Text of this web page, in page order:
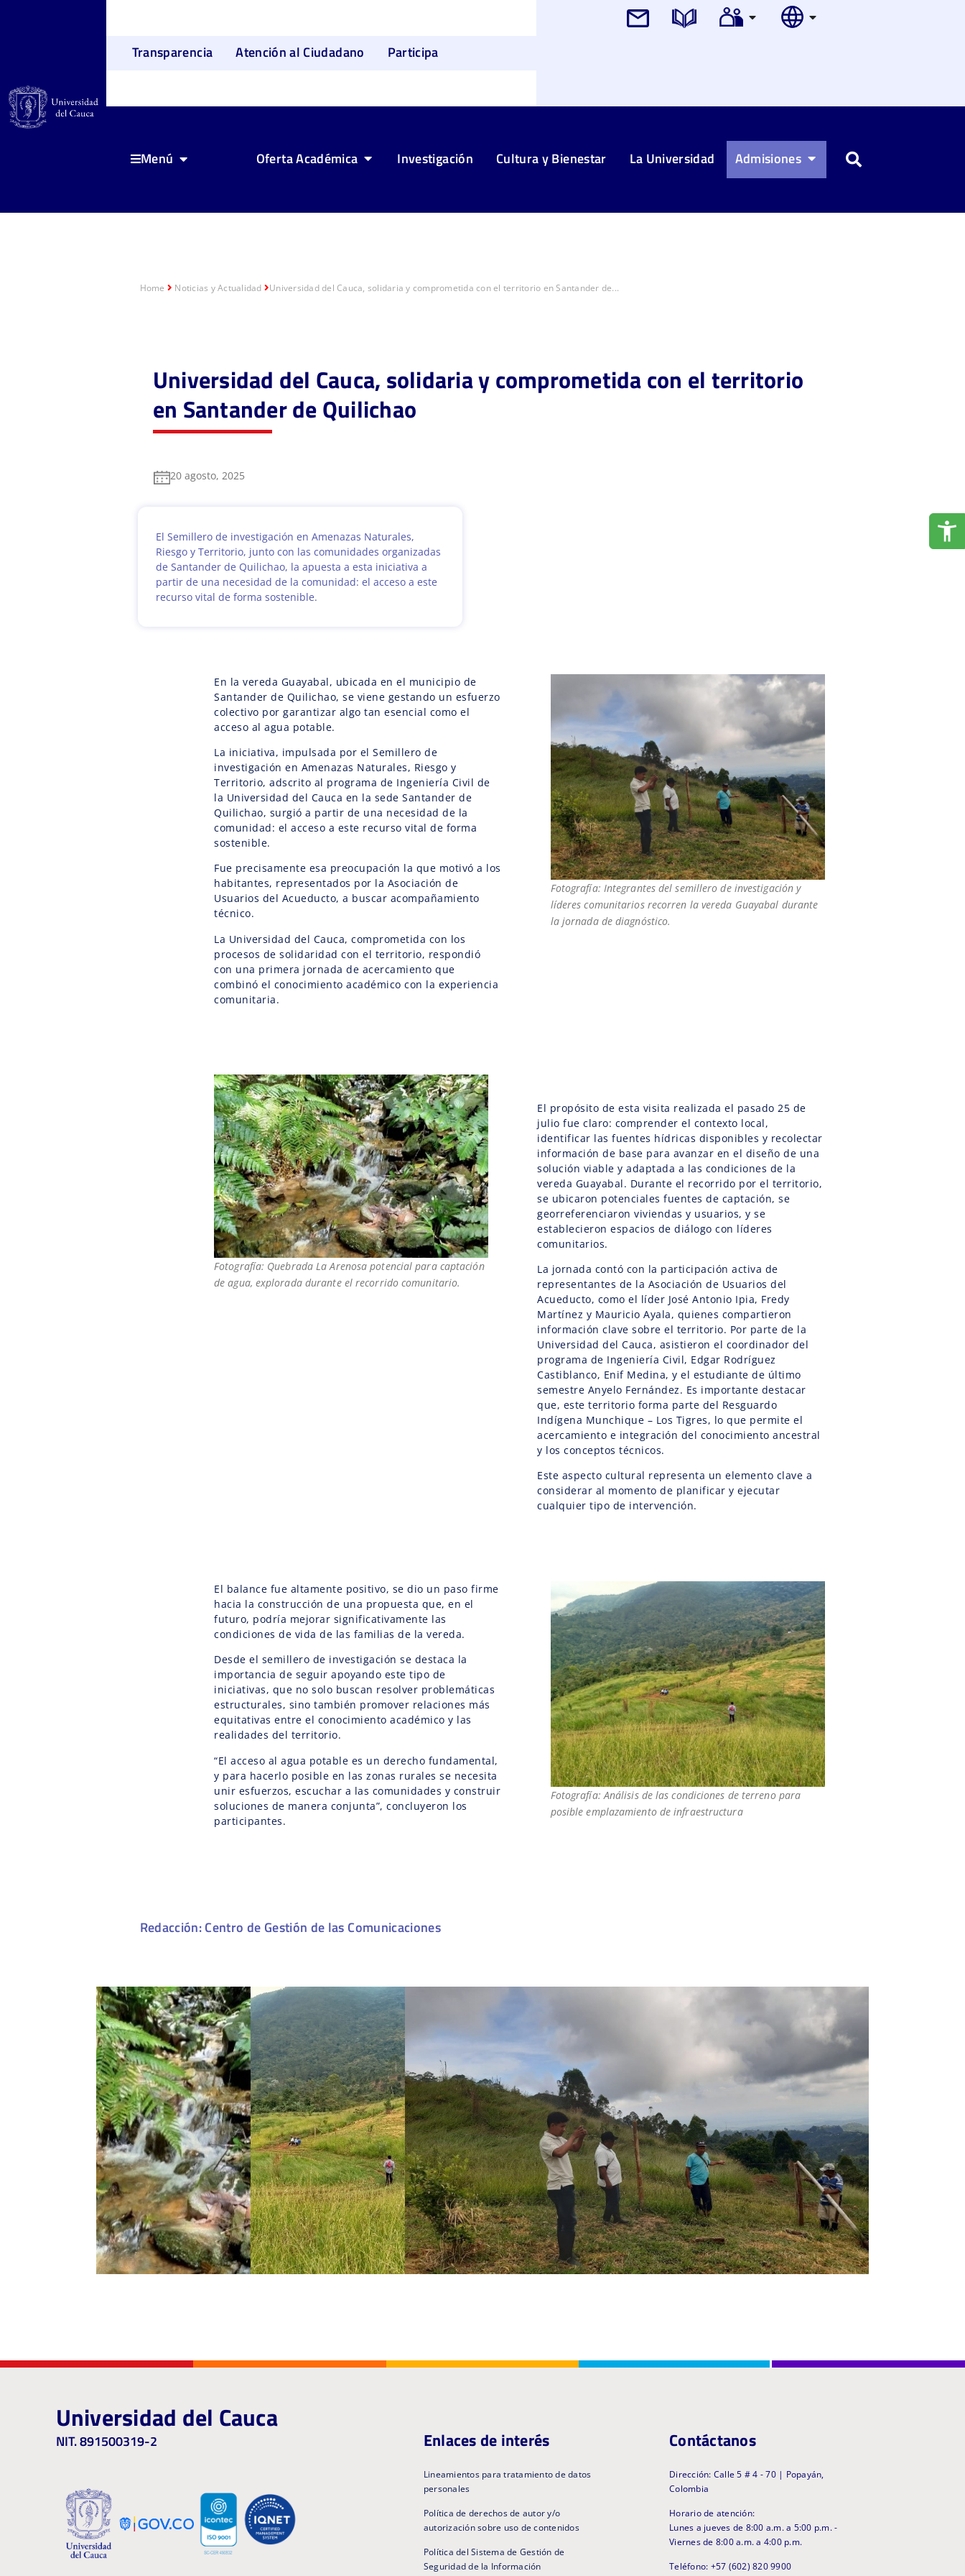
Transparencia Atención al Ciudadano Participa
Menú Oferta Académica Investigación Cultura y Bienestar La Universidad Admisiones Buscar
Home Noticias y Actualidad Universidad del Cauca, solidaria y comprometida con el territorio en Santander de...
Universidad del Cauca, solidaria y comprometida con el territorio
en Santander de Quilichao
20 agosto, 2025
El Semillero de investigación en Amenazas Naturales,
Riesgo y Territorio, junto con las comunidades organizadas
de Santander de Quilichao, la apuesta a esta iniciativa a
partir de una necesidad de la comunidad: el acceso a este
recurso vital de forma sostenible.
En la vereda Guayabal, ubicada en el municipio de
Santander de Quilichao, se viene gestando un esfuerzo
colectivo por garantizar algo tan esencial como el
acceso al agua potable.
La iniciativa, impulsada por el Semillero de
investigación en Amenazas Naturales, Riesgo y
Territorio, adscrito al programa de Ingeniería Civil de
la Universidad del Cauca en la sede Santander de
Quilichao, surgió a partir de una necesidad de la
comunidad: el acceso a este recurso vital de forma
sostenible.
Fue precisamente esa preocupación la que motivó a los
habitantes, representados por la Asociación de
Usuarios del Acueducto, a buscar acompañamiento
técnico.
La Universidad del Cauca, comprometida con los
procesos de solidaridad con el territorio, respondió
con una primera jornada de acercamiento que
combinó el conocimiento académico con la experiencia
comunitaria.
Fotografía: Integrantes del semillero de investigación y
líderes comunitarios recorren la vereda Guayabal durante
la jornada de diagnóstico.
Fotografía: Quebrada La Arenosa potencial para captación
de agua, explorada durante el recorrido comunitario.
El propósito de esta visita realizada el pasado 25 de
julio fue claro: comprender el contexto local,
identificar las fuentes hídricas disponibles y recolectar
información de base para avanzar en el diseño de una
solución viable y adaptada a las condiciones de la
vereda Guayabal. Durante el recorrido por el territorio,
se ubicaron potenciales fuentes de captación, se
georreferenciaron viviendas y usuarios, y se
establecieron espacios de diálogo con líderes
comunitarios.
La jornada contó con la participación activa de
representantes de la Asociación de Usuarios del
Acueducto, como el líder José Antonio Ipia, Fredy
Martínez y Mauricio Ayala, quienes compartieron
información clave sobre el territorio. Por parte de la
Universidad del Cauca, asistieron el coordinador del
programa de Ingeniería Civil, Edgar Rodríguez
Castiblanco, Enif Medina, y el estudiante de último
semestre Anyelo Fernández. Es importante destacar
que, este territorio forma parte del Resguardo
Indígena Munchique – Los Tigres, lo que permite el
acercamiento e integración del conocimiento ancestral
y los conceptos técnicos.
Este aspecto cultural representa un elemento clave a
considerar al momento de planificar y ejecutar
cualquier tipo de intervención.
El balance fue altamente positivo, se dio un paso firme
hacia la construcción de una propuesta que, en el
futuro, podría mejorar significativamente las
condiciones de vida de las familias de la vereda.
Desde el semillero de investigación se destaca la
importancia de seguir apoyando este tipo de
iniciativas, que no solo buscan resolver problemáticas
estructurales, sino también promover relaciones más
equitativas entre el conocimiento académico y las
realidades del territorio.
“El acceso al agua potable es un derecho fundamental,
y para hacerlo posible en las zonas rurales se necesita
unir esfuerzos, escuchar a las comunidades y construir
soluciones de manera conjunta”, concluyeron los
participantes.
Fotografía: Análisis de las condiciones de terreno para
posible emplazamiento de infraestructura
Redacción: Centro de Gestión de las Comunicaciones
Universidad del Cauca
NIT. 891500319-2 Enlaces de interés
Lineamientos para tratamiento de datos
personales
Política de derechos de autor y/o
autorización sobre uso de contenidos
Política del Sistema de Gestión de
Seguridad de la Información
Contáctanos
Dirección: Calle 5 # 4 - 70 | Popayán,
Colombia
Horario de atención:
Lunes a jueves de 8:00 a.m. a 5:00 p.m. -
Viernes de 8:00 a.m. a 4:00 p.m.
Teléfono: +57 (602) 820 9900